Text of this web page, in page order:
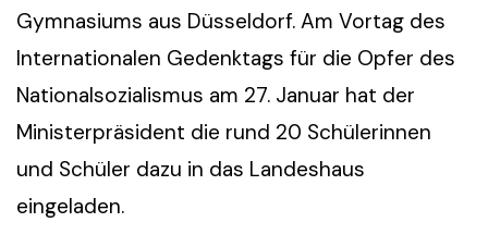
Gymnasiums aus Düsseldorf. Am Vortag des
Internationalen Gedenktags für die Opfer des
Nationalsozialismus am 27. Januar hat der
Ministerpräsident die rund 20 Schülerinnen
und Schüler dazu in das Landeshaus
eingeladen.